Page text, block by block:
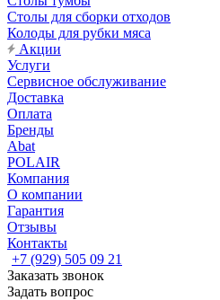
Столы для сборки отходов
Колоды для рубки мяса
Акции
Услуги
Сервисное обслуживание
Доставка
Оплата
Бренды
Abat
POLAIR
Компания
О компании
Гарантия
Отзывы
Контакты
+7 (929) 505 09 21
Заказать звонок
Задать вопрос